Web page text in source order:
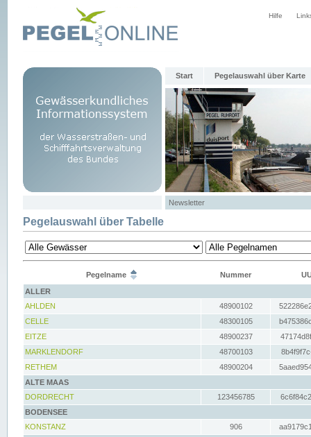
Hilfe
Start Pegelauswahl über Karte
Newsletter
Pegelauswahl über Tabelle
Pegelname Nummer
ALLER
AHLDEN
48900102
CELLE
48300105
EITZE
48900237
MARKLENDORF
48700103
RETHEM
48900204
ALTE MAAS
DORDRECHT
123456785
BODENSEE
KONSTANZ
906